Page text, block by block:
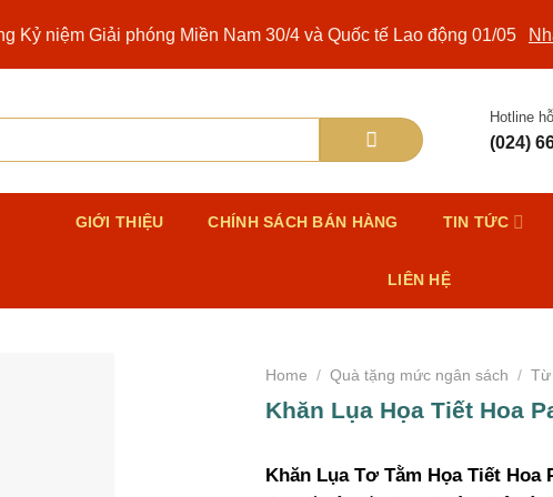
Kỷ niệm Giải phóng Miền Nam 30/4 và Quốc tế Lao động 01/05
Hotline
(024)
GIỚI THIỆU CHÍNH SÁCH BÁN HÀNG TIN TỨC
LIÊN HỆ
Home / Quà tặng mức ngân sách / Từ
Khăn Lụa Họa Tiết Hoa
Khăn Lụa Tơ Tằm Họa Tiết Hoa